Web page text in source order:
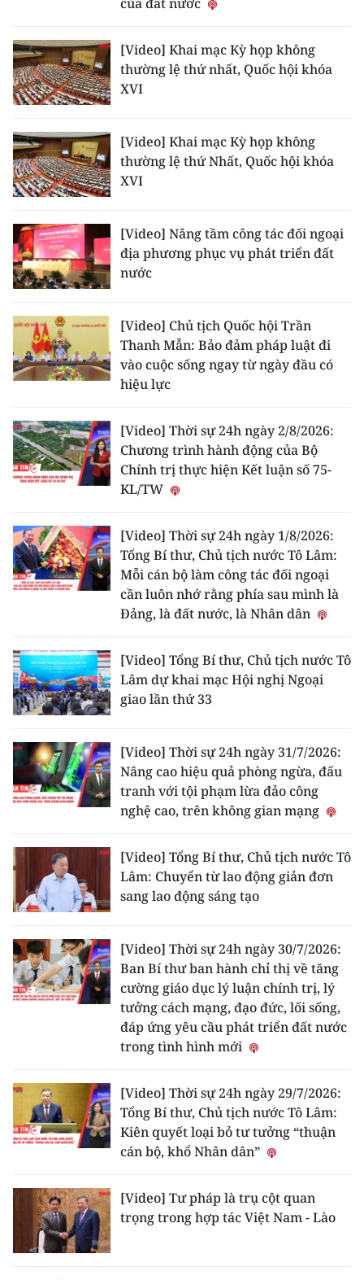
中文
FRANÇAIS
РУССКИЙ
ESPAÑOL
[Video] Khai mạc Kỳ họp không
thường lệ thứ nhất, Quốc hội khóa
XVI
[Video] Khai mạc Kỳ họp không
thường lệ thứ Nhất, Quốc hội khóa
XVI
[Video] Nâng tầm công tác đối ngoại
địa phương phục vụ phát triển đất
nước
[Video] Chủ tịch Quốc hội Trần
Thanh Mẫn: Bảo đảm pháp luật đi
vào cuộc sống ngay từ ngày đầu có
hiệu lực
[Video] Thời sự 24h ngày 2/8/2026:
Chương trình hành động của Bộ
Chính trị thực hiện Kết luận số 75-
KL/TW
[Video] Thời sự 24h ngày 1/8/2026:
Tổng Bí thư, Chủ tịch nước Tô Lâm:
Mỗi cán bộ làm công tác đối ngoại
cần luôn nhớ rằng phía sau mình là
Đảng, là đất nước, là Nhân dân
[Video] Tổng Bí thư, Chủ tịch nước Tô
Lâm dự khai mạc Hội nghị Ngoại
giao lần thứ 33
[Video] Thời sự 24h ngày 31/7/2026:
Nâng cao hiệu quả phòng ngừa, đấu
tranh với tội phạm lừa đảo công
nghệ cao, trên không gian mạng
[Video] Tổng Bí thư, Chủ tịch nước Tô
Lâm: Chuyển từ lao động giản đơn
sang lao động sáng tạo
[Video] Thời sự 24h ngày 30/7/2026:
Ban Bí thư ban hành chỉ thị về tăng
cường giáo dục lý luận chính trị, lý
tưởng cách mạng, đạo đức, lối sống,
đáp ứng yêu cầu phát triển đất nước
trong tình hình mới
[Video] Thời sự 24h ngày 29/7/2026:
Tổng Bí thư, Chủ tịch nước Tô Lâm:
Kiên quyết loại bỏ tư tưởng “thuận
cán bộ, khổ Nhân dân”
[Video] Tư pháp là trụ cột quan
trọng trong hợp tác Việt Nam - Lào